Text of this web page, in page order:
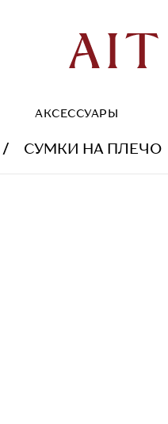
АКСЕССУАРЫ
СУМКИ НА ПЛЕЧО